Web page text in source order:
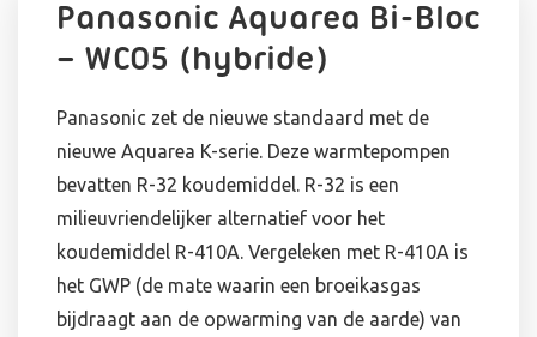
Panasonic Aquarea Bi-Bloc
– WC05 (hybride)
Panasonic zet de nieuwe standaard met de
nieuwe Aquarea K-serie. Deze warmtepompen
bevatten R-32 koudemiddel. R-32 is een
milieuvriendelijker alternatief voor het
koudemiddel R-410A. Vergeleken met R-410A is
het GWP (de mate waarin een broeikasgas
bijdraagt aan de opwarming van de aarde) van